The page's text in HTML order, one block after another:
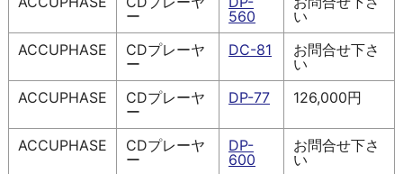
ー
560
い
ACCUPHASE
CDプレーヤ
ー
DC-81
お問合せ下さ
い
ACCUPHASE
CDプレーヤ
ー
DP-77 126,000円
ACCUPHASE
CDプレーヤ
ー
DP-
600
お問合せ下さ
い